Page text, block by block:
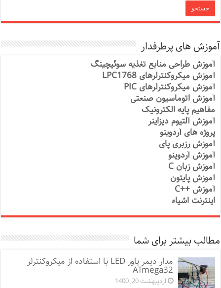
آموزش های پرطرفدار
آموزش طراحی منابع تغذیه سوئیچینگ
آموزش میکروکنترلرهای LPC1768
آموزش میکروکنترلرهای PIC
آموزش اتوماسیون صنعتی
مفاهیم پایه الکترونیک
آموزش آلتیوم دیزاینر
پروژه های آردوینو
آموزش رزبری پای
آموزش آردوینو
آموزش زبان C
آموزش پایتون
آموزش ++C
اینترنت اشیاء
مطالب بیشتر برای شما
مدار دیمر پاور LED با استفاده از میکروکنترلر
ATmega32
اردیبهشت 20, 1400